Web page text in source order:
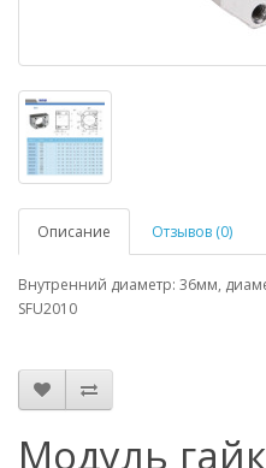
Описание Отзывов (0)
Внутренний диаметр: 36мм,
SFU2010
Модуль